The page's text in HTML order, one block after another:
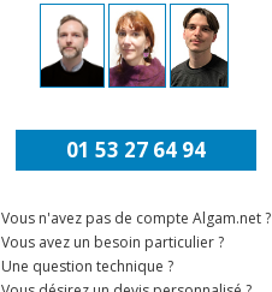
01 53 27 64 94
Vous n'avez pas de compte Algam.net ?
Vous avez un besoin particulier ?
Une question technique ?